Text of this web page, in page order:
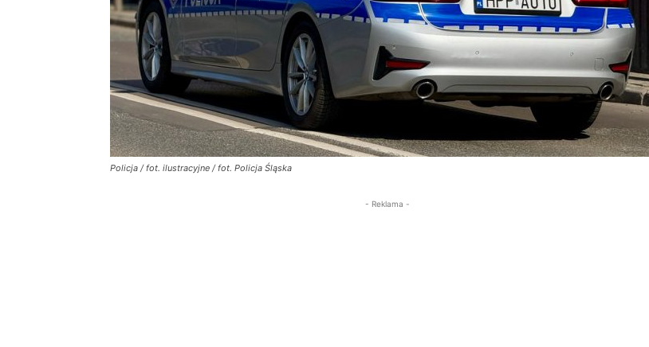
Policja / fot. ilustracyjne / fot. Policja Śląska
- Reklama -